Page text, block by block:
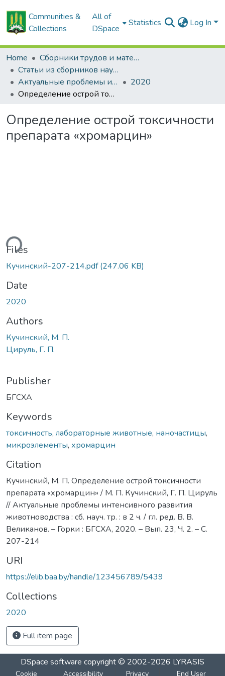
Communities &
Collections
All of
DSpace
Statistics Log In
Home
Сборники трудов и материалов конференций
Статьи из сборников научных трудов
Актуальные проблемы интенсивного развития животноводства: сб. науч. тр.
2020
Определение острой токсичности препарата «хромарцин»
Определение острой токсичности
препарата «хромарцин»
Files
Кучинский-207-214.pdf(247.06 KB)
Date
2020
Authors
Кучинский, М. П.
Цируль, Г. П.
Publisher
БГСХА
Keywords
токсичность, лабораторные животные, наночастицы,
микроэлементы, хромарцин
Citation
Кучинский, М. П. Определение острой токсичности
препарата «хромарцин» / М. П. Кучинский, Г. П. Цируль
// Актуальные проблемы интенсивного развития
животноводства : сб. науч. тр. : в 2 ч. / гл. ред. В. В.
Великанов. – Горки : БГСХА, 2020. – Вып. 23, Ч. 2. – С.
207-214
URI
https://elib.baa.by/handle/123456789/5439
Collections
2020
Full item page
DSpace software copyright © 2002-2026 LYRASIS
Cookie Accessibility Privacy End User